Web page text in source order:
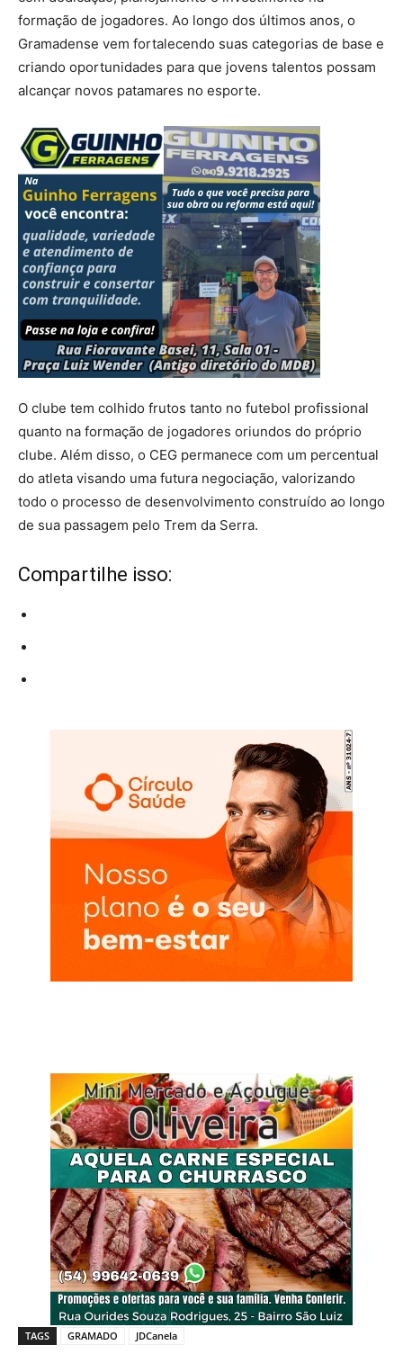
formação de jogadores. Ao longo dos últimos anos, o
Gramadense vem fortalecendo suas categorias de base e
criando oportunidades para que jovens talentos possam
alcançar novos patamares no esporte.
O clube tem colhido frutos tanto no futebol profissional
quanto na formação de jogadores oriundos do próprio
clube. Além disso, o CEG permanece com um percentual
do atleta visando uma futura negociação, valorizando
todo o processo de desenvolvimento construído ao longo
de sua passagem pelo Trem da Serra.
Compartilhe isso:
TAGS GRAMADO JDCanela